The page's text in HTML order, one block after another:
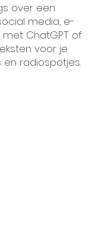
over een
media, e-
ChatGPT of
voor je
radiospotjes.